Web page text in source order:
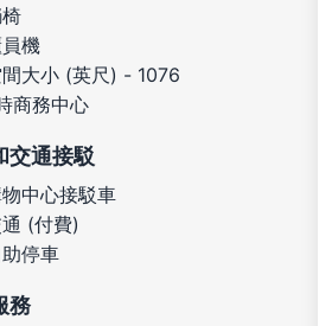
機
大小 (英尺) - 1076
商務中心
交通接駁
中心接駁車
(付費)
停車
務